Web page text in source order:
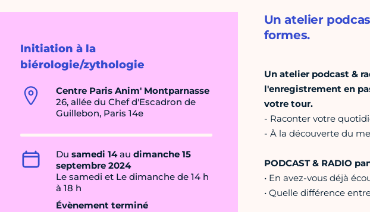
Initiation à la
biérologie/zythologie
Centre Paris Anim' Montparnasse
26, allée du Chef d'Escadron de
Guillebon, Paris 14e
Du samedi 14au dimanche 15
septembre 2024
Le samedi et Le dimanche de 14 h
à 18 h
Évènement terminé
Un atelier
formes.
Un atelier podcast &
l'enregistrement en
votre tour.
- Raconter votre
- À la découverte du
PODCAST & RADIO
• En avez-vous déjà
• Quelle différence